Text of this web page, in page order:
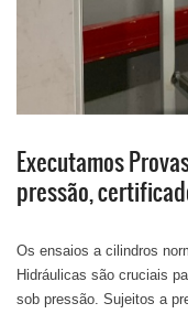
Executamos
pressão,
Os ensaios a cilindros
Hidráulicas são cruciais
sob pressão. Sujeitos a